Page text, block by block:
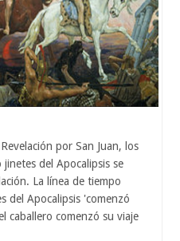
por San Juan, los
del Apocalipsis se
La línea de tiempo
del Apocalipsis 'comenzó
caballero comenzó su viaje